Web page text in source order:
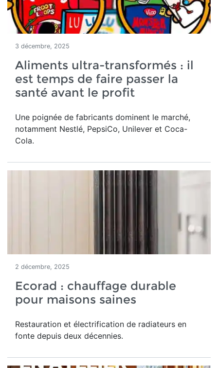
3 décembre, 2025
Aliments ultra-transformés : il
est temps de faire passer la
santé avant le profit
Une poignée de fabricants dominent le marché,
notamment Nestlé, PepsiCo, Unilever et Coca-
Cola.
2 décembre, 2025
Ecorad : chauffage durable
pour maisons saines
Restauration et électrification de radiateurs en
fonte depuis deux décennies.